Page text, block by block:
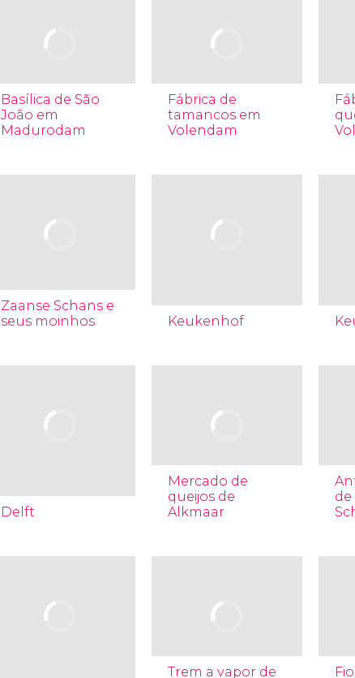
Basílica de São
João em
Madurodam
Fábrica de
tamancos em
Volendam
Zaanse Schans e
seus moinhos
Keukenhof
Delft
Mercado de
queijos de
Alkmaar
de
Trem a vapor de